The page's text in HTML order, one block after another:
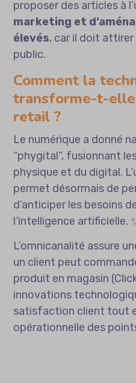
proposer des articles à
marketing et
élevés, car il doit
public.
Comment la
transforme-t-
retail ?
Le numérique a donné
“phygital”, fusionnant
physique et du digital.
permet désormais de
d’anticiper les besoins
l’intelligence artificielle.
L’omnicanalité assure
un client peut
produit en magasin
innovations
satisfaction client tout
opérationnelle des